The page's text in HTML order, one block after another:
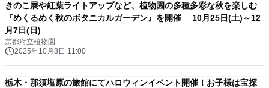
きのこ展や紅葉ライトアップなど、植物園の多種多彩な秋を楽しむ
『めくるめく秋のボタニカルガーデン』を開催 10月25日(土)～12
月7日(日)
京都府立植物園
2025年10月8日 11:00
栃木・那須塩原の旅館にてハロウィンイベント開催！お子様は宝探